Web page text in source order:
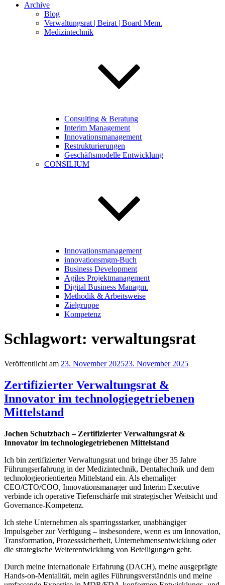
Archive
Blog
Verwaltungsrat | Beirat | Board Mem.
Medizintechnik
Consulting & Beratung
Interim Management
Innovationsmanagement
Restrukturierungen
Geschäftsmodelle Entwicklung
CONSILIUM
Innovationsmanagement
innovationsmgm-Buch
Business Development
Agiles Projektmanagement
Digital Business Managm.
Methodik & Arbeitsweise
Zielgruppe
Kompetenz
Schlagwort: verwaltungsrat
Veröffentlicht am 23. November 202523. November 2025
Zertifizierter Verwaltungsrat &
Innovator im technologiegetriebenen
Mittelstand
Jochen Schutzbach – Zertifizierter Verwaltungsrat &
Innovator im technologiegetriebenen Mittelstand
Ich bin zertifizierter Verwaltungsrat und bringe über 35 Jahre
Führungserfahrung in der Medizintechnik, Dentaltechnik und dem
technologieorientierten Mittelstand ein. Als ehemaliger
CEO/CTO/COO, Innovationsmanager und Interim Executive
verbinde ich operative Tiefenschärfe mit strategischer Weitsicht und
Governance-Kompetenz.
Ich stehe Unternehmen als sparringsstarker, unabhängiger
Impulsgeber zur Verfügung – insbesondere, wenn es um Innovation,
Transformation, Prozesssicherheit, Unternehmensentwicklung oder
die strategische Weiterentwicklung von Beteiligungen geht.
Durch meine internationale Erfahrung (DACH), meine ausgeprägte
Hands-on-Mentalität, mein agiles Führungsverständnis und meine